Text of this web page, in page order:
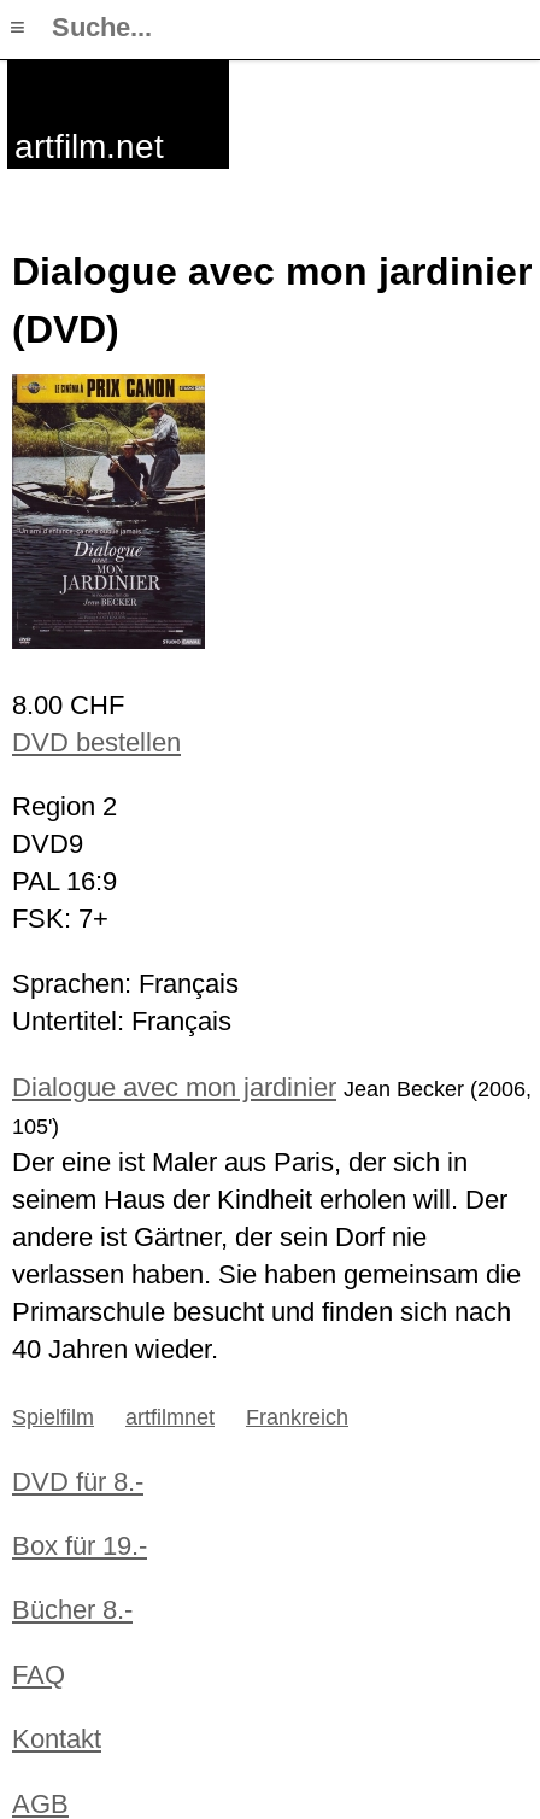
artfilm.net
Dialogue avec mon jardinier
(DVD)
8.00 CHF
DVD bestellen
Region 2
DVD9
PAL 16:9
FSK: 7+
Sprachen: Français
Untertitel: Français
Dialogue avec mon jardinier Jean Becker (2006,
105')
Der eine ist Maler aus Paris, der sich in
seinem Haus der Kindheit erholen will. Der
andere ist Gärtner, der sein Dorf nie
verlassen haben. Sie haben gemeinsam die
Primarschule besucht und finden sich nach
40 Jahren wieder.
Spielfilm artfilmnet Frankreich
DVD für 8.-
Box für 19.-
Bücher 8.-
FAQ
Kontakt
AGB
≡